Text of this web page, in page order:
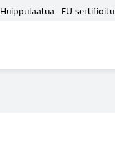
Huippulaatua - EU-sertifioitu